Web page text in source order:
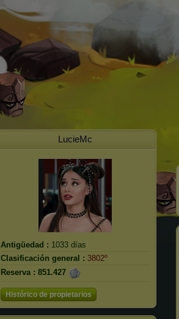
LucieMc
Antigüedad : 1033 días
Clasificación general : 3802º
Reserva : 851.427
Histórico de propietarios